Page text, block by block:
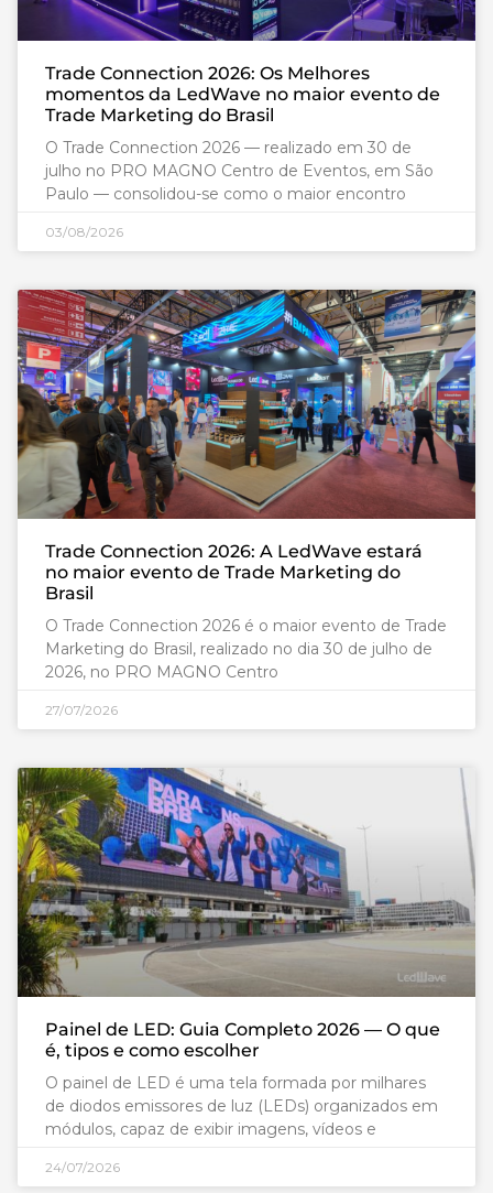
Trade Connection 2026: Os Melhores
momentos da LedWave no maior evento de
Trade Marketing do Brasil
O Trade Connection 2026 — realizado em 30 de
julho no PRO MAGNO Centro de Eventos, em São
Paulo — consolidou-se como o maior encontro
03/08/2026
Trade Connection 2026: A LedWave estará
no maior evento de Trade Marketing do
Brasil
O Trade Connection 2026 é o maior evento de Trade
Marketing do Brasil, realizado no dia 30 de julho de
2026, no PRO MAGNO Centro
27/07/2026
Painel de LED: Guia Completo 2026 — O que
é, tipos e como escolher
O painel de LED é uma tela formada por milhares
de diodos emissores de luz (LEDs) organizados em
módulos, capaz de exibir imagens, vídeos e
24/07/2026